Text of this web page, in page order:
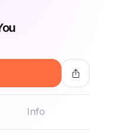
Info